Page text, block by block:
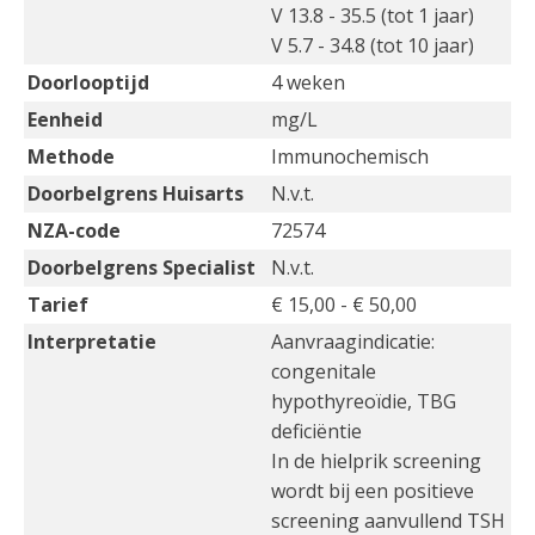
V 13.8 - 35.5 (tot 1 jaar)
V 5.7 - 34.8 (tot 10 jaar)
Doorlooptijd
4 weken
Eenheid
mg/L
Methode
Immunochemisch
Doorbelgrens Huisarts
N.v.t.
NZA-code
72574
Doorbelgrens Specialist
N.v.t.
Tarief
€ 15,00 - € 50,00
Interpretatie
Aanvraagindicatie:
congenitale
hypothyreoïdie, TBG
deficiëntie
In de hielprik screening
wordt bij een positieve
screening aanvullend TSH